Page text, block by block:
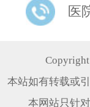
医
本站如有转载或
本网站只针